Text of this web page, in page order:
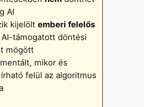
AI
kijelöltemberi felelős
támogatott döntési
mögött
mikor és
felül az algoritmus